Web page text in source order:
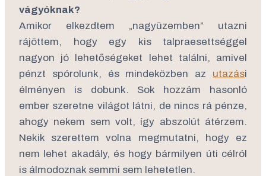
vágyóknak?
Amikor elkezdtem „nagyüzemben” utazni
rájöttem, hogy egy kis talpraesettséggel
nagyon jó lehetőségeket lehet találni, amivel
pénzt spórolunk, és mindeközben az utazási
élményen is dobunk. Sok hozzám hasonló
ember szeretne világot látni, de nincs rá pénze,
ahogy nekem sem volt, így abszolút átérzem.
Nekik szerettem volna megmutatni, hogy ez
nem lehet akadály, és hogy bármilyen úti célról
is álmodoznak semmi sem lehetetlen.